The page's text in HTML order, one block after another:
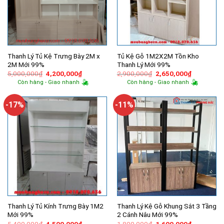
Thanh Lý Tủ Kệ Trưng Bày 2M x
2M Mới 99%
5,000,000₫ Giá
gốc
là:
4,200,000₫Giá
hiện
tại
4,200,000₫.
Còn hàng - Giao nhanh
Tủ Kệ Gỗ 1M2X2M Tồn Kho
Thanh Lý Mới 99%
2,900,000₫ Giá
gốc
là:
2,650,000₫Giá
hiện
tại
Còn hàng - Giao nhanh
-17%
Thanh Lý Tủ Kính Trưng Bày 1M2
Mới 99%
-11%
Thanh Lý Kệ Gỗ Khung Sắt 3 Tầng
2 Cánh Nâu Mới 99%